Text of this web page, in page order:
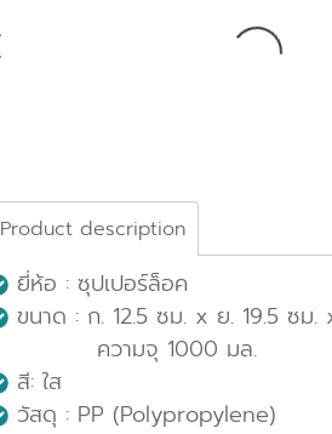
Product description
ยี่ห้อ : ซุปเปอร์ล็อค
ขนาด : ก. 12.5 ซม. x ย. 19.5 ซม
ความจุ 1000 มล.
สี: ใส
วัสดุ : PP (Polypropylene)